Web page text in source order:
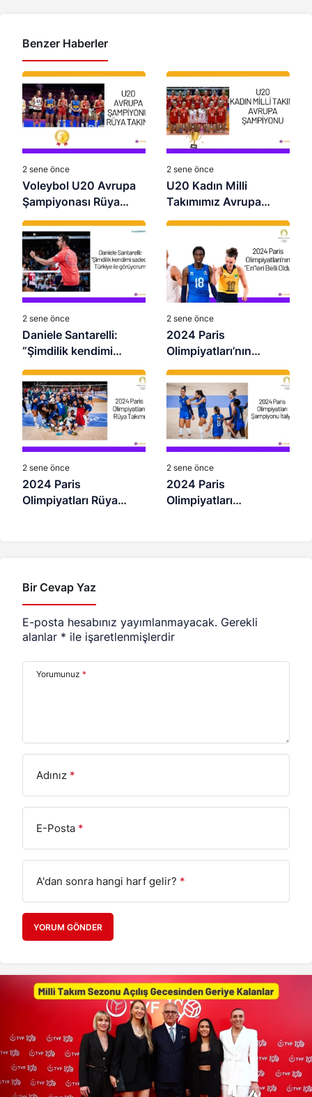
Benzer Haberler
2 sene önce
Voleybol U20 Avrupa
Şampiyonası Rüya
Takımı
2 sene önce
U20 Kadın Milli
Takımımız Avrupa
Şampiyonu Oldu:
2 sene önce
Daniele Santarelli:
“Şimdilik kendimi
sadece Türkiye ile
görüyorum”
2 sene önce
2024 Paris
Olimpiyatları’nın
“En”leri Belli Oldu
2 sene önce
2024 Paris
Olimpiyatları Rüya
2 sene önce
2024 Paris
Olimpiyatları
Bir Cevap Yaz
E-posta hesabınız yayımlanmayacak. Gerekli
alanlar * ile işaretlenmişlerdir
Yorumunuz *
Adınız *
E-Posta *
A'dan sonra hangi harf gelir? *
YORUM GÖNDER